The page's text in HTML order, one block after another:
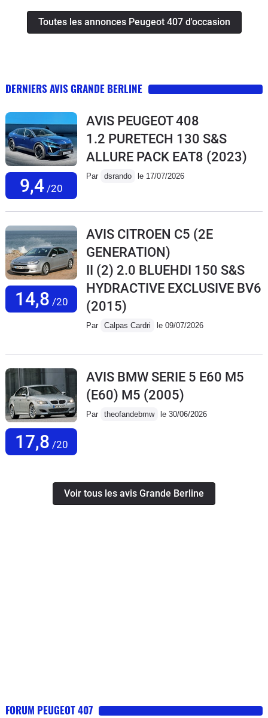
Toutes les annonces Peugeot 407 d'occasion
DERNIERS AVIS GRANDE BERLINE
9,4 /20
AVIS PEUGEOT 408
1.2 PURETECH 130 S&S
ALLURE PACK EAT8 (2023)
Par dsrando le 17/07/2026
14,8 /20
AVIS CITROEN C5 (2E
GENERATION)
II (2) 2.0 BLUEHDI 150 S&S
HYDRACTIVE EXCLUSIVE BV6
(2015)
Par Calpas Cardri le 09/07/2026
17,8 /20
AVIS BMW SERIE 5 E60 M5
(E60) M5 (2005)
Par theofandebmw le 30/06/2026
Voir tous les avis Grande Berline
FORUM PEUGEOT 407